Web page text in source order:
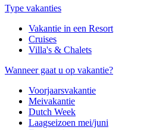
Type vakanties
Vakantie in een Resort
Cruises
Villa's & Chalets
Wanneer gaat u op vakantie?
Voorjaarsvakantie
Meivakantie
Dutch Week
Laagseizoen mei/juni